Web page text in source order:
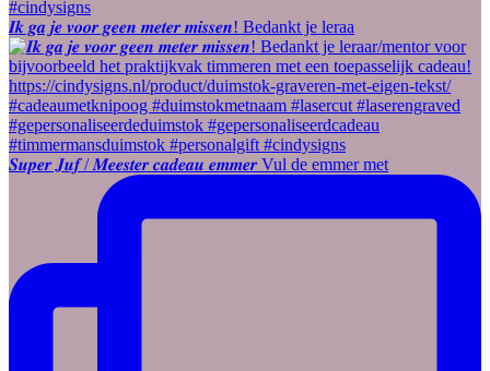
𝑰𝒌 𝒈𝒂 𝒋𝒆 𝒗𝒐𝒐𝒓 𝒈𝒆𝒆𝒏 𝒎𝒆𝒕𝒆𝒓 𝒎𝒊𝒔𝒔𝒆𝒏! Bedankt je leraa
𝑺𝒖𝒑𝒆𝒓 𝑱𝒖𝒇 / 𝑴𝒆𝒆𝒔𝒕𝒆𝒓 𝒄𝒂𝒅𝒆𝒂𝒖 𝒆𝒎𝒎𝒆𝒓 Vul de emmer met